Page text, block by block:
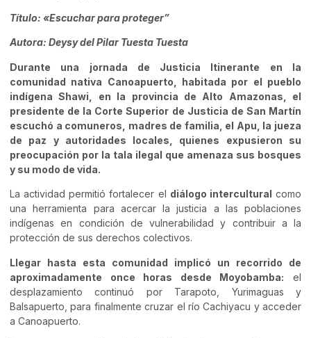
Título: «Escuchar para proteger”
Autora: Deysy del Pilar Tuesta Tuesta
Durante una jornada de Justicia Itinerante en la
comunidad nativa Canoapuerto, habitada por el pueblo
indígena Shawi, en la provincia de Alto Amazonas, el
presidente de la Corte Superior de Justicia de San Martín
escuchó a comuneros, madres de familia, el Apu, la jueza
de paz y autoridades locales, quienes expusieron su
preocupación por la tala ilegal que amenaza sus bosques
y su modo de vida.
La actividad permitió fortalecer el diálogo intercultural como
una herramienta para acercar la justicia a las poblaciones
indígenas en condición de vulnerabilidad y contribuir a la
protección de sus derechos colectivos.
Llegar hasta esta comunidad implicó un recorrido de
aproximadamente once horas desde Moyobamba: el
desplazamiento continuó por Tarapoto, Yurimaguas y
Balsapuerto, para finalmente cruzar el río Cachiyacu y acceder
a Canoapuerto.